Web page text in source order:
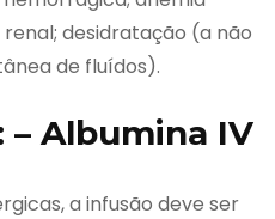
desidratação (a não
de fluídos).
– Albumina IV
a infusão deve ser